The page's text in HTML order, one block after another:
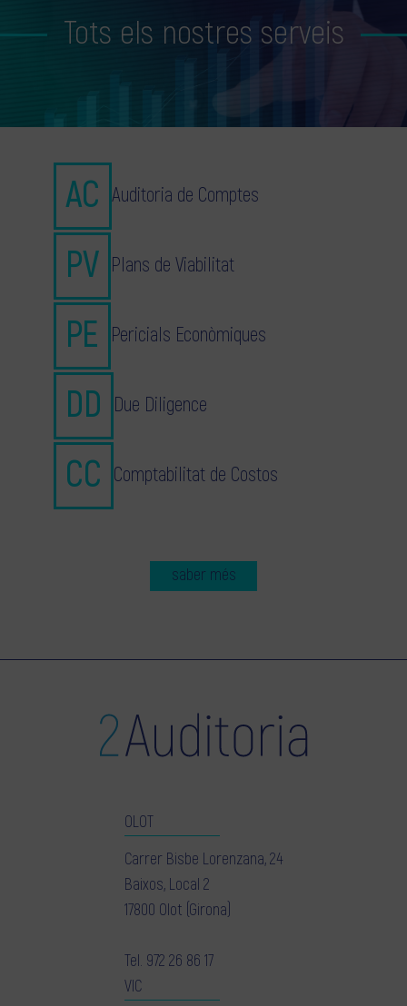
Tots els nostres serveis
Auditoria de Comptes
Plans de Viabilitat
Pericials Econòmiques
Due Diligence
Comptabilitat de Costos
saber més
OLOT
Carrer Bisbe Lorenzana, 24
Baixos, Local 2
17800 Olot (Girona)
Tel. 972 26 86 17
VIC